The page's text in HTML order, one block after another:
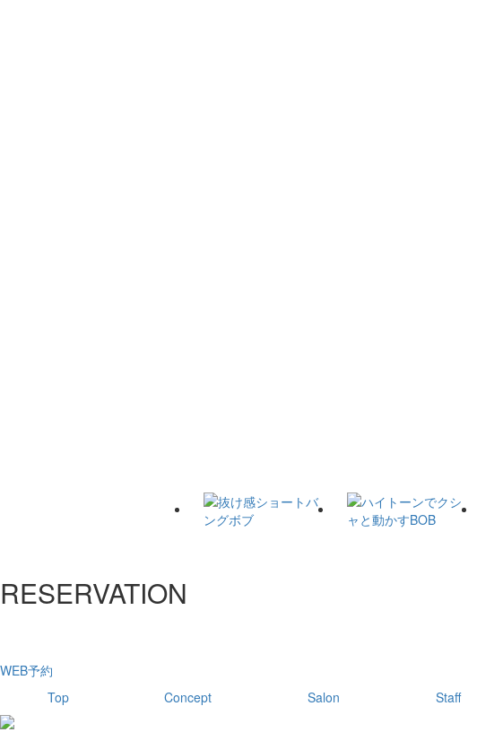
RESERVATION
WEB予約
Top
Concept Salon Staff